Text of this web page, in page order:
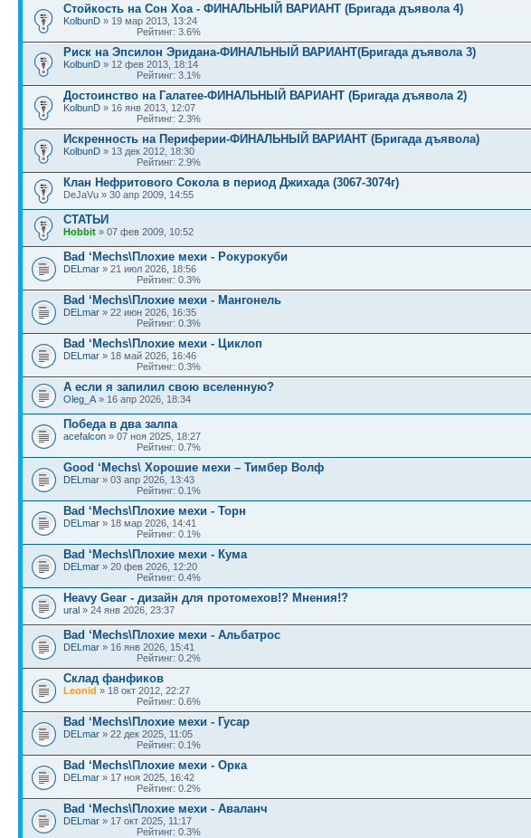
Стойкость на Сон Хоа - ФИНАЛЬНЫЙ ВАРИАНТ (Бригада дъявола 4)
KolbunD » 19 мар 2013, 13:24
Рейтинг: 3.6%
Риск на Эпсилон Эридана-ФИНАЛЬНЫЙ ВАРИАНТ(Бригада дъявола 3)
KolbunD » 12 фев 2013, 18:14
Рейтинг: 3.1%
Достоинство на Галатее-ФИНАЛЬНЫЙ ВАРИАНТ (Бригада дъявола 2)
KolbunD » 16 янв 2013, 12:07
Рейтинг: 2.3%
Искренность на Периферии-ФИНАЛЬНЫЙ ВАРИАНТ (Бригада дъявола)
KolbunD » 13 дек 2012, 18:30
Рейтинг: 2.9%
Клан Нефритового Сокола в период Джихада (3067-3074г)
DeJaVu » 30 апр 2009, 14:55
СТАТЬИ
Hobbit » 07 фев 2009, 10:52
Bad ‘Mechs\Плохие мехи - Рокурокуби
DELmar » 21 июл 2026, 18:56
Рейтинг: 0.3%
Bad ‘Mechs\Плохие мехи - Мангонель
DELmar » 22 июн 2026, 16:35
Рейтинг: 0.3%
Bad ‘Mechs\Плохие мехи - Циклоп
DELmar » 18 май 2026, 16:46
Рейтинг: 0.3%
А если я запилил свою вселенную?
Oleg_A » 16 апр 2026, 18:34
Победа в два залпа
acefalcon » 07 ноя 2025, 18:27
Рейтинг: 0.7%
Good ‘Mechs\ Хорошие мехи – Тимбер Волф
DELmar » 03 апр 2026, 13:43
Рейтинг: 0.1%
Bad ‘Mechs\Плохие мехи - Торн
DELmar » 18 мар 2026, 14:41
Рейтинг: 0.1%
Bad ‘Mechs\Плохие мехи - Кума
DELmar » 20 фев 2026, 12:20
Рейтинг: 0.4%
Heavy Gear - дизайн для протомехов!? Мнения!?
ural » 24 янв 2026, 23:37
Bad ‘Mechs\Плохие мехи - Альбатрос
DELmar » 16 янв 2026, 15:41
Рейтинг: 0.2%
Склад фанфиков
Leonid » 18 окт 2012, 22:27
Рейтинг: 0.6%
Bad ‘Mechs\Плохие мехи - Гусар
DELmar » 22 дек 2025, 11:05
Рейтинг: 0.1%
Bad ‘Mechs\Плохие мехи - Орка
DELmar » 17 ноя 2025, 16:42
Рейтинг: 0.2%
Bad ‘Mechs\Плохие мехи - Аваланч
DELmar » 17 окт 2025, 11:17
Рейтинг: 0.3%